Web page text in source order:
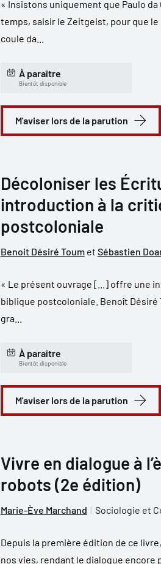
« Insistons uniquement que Paulo
temps, saisir le Zeitgeist, pour que
coule da...
À paraître
Bientôt disponible
M'aviser lors de la parution
Décoloniser les
introduction à la
postcoloniale
Benoit Désiré Toumet Sébastien
« Le présent ouvrage [...] offre une
biblique postcoloniale. Benoît Désiré
gra...
À paraître
Bientôt disponible
M'aviser lors de la parution
Vivre en dialogue à
robots (2e édition)
Marie-Ève Marchand Sociologie et
Depuis la première édition de ce
nos vies, rendant le dialogue encore